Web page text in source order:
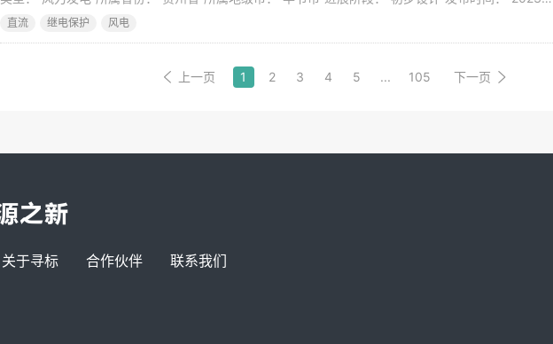
08-03 跟踪版本号： 1 项目性质： 新建 预算投资总额： 30000万元 投资性质： 非政府性投资 资
直流 继电保护 风电
上一页 1 2 3 4 5 ... 105 下一页
关于寻标 合作伙伴 联系我们